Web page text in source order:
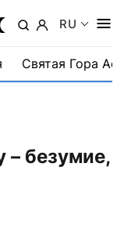
RU
Святая Гора
– безумие,